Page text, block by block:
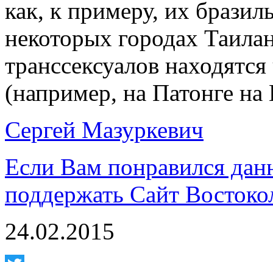
как, к примеру, их
некоторых городах
транссексуалов
(например, на Патонге
Сергей Мазуркевич
Если Вам понравился
поддержать Сайт
24.02.2015